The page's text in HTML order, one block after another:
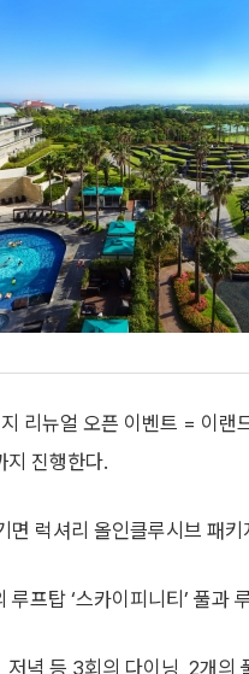
리뉴얼 오픈 이벤트 = 이랜
지 진행한다.
럭셔리 올인클루시브 패
프탑 ‘스카이피니티’ 풀과
녁 등 3회의 다이닝, 2개의